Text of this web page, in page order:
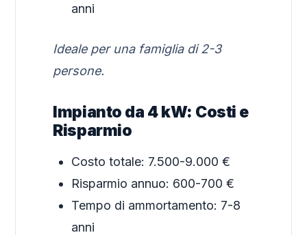
anni
Ideale per una famiglia di 2-3
persone.
Impianto da 4 kW: Costi e
Risparmio
Costo totale: 7.500-9.000 €
Risparmio annuo: 600-700 €
Tempo di ammortamento: 7-8
anni